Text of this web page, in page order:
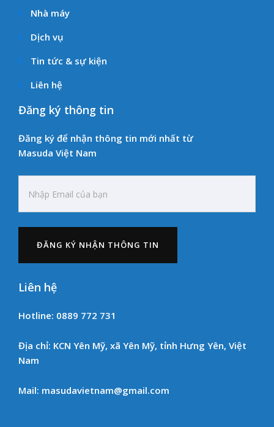
Nhà máy
Dịch vụ
Tin tức & sự kiện
Liên hệ
Đăng ký thông tin
Đăng ký để nhận thông tin mới nhất từ
Masuda Việt Nam
Liên hệ
Hotline: 0889 772 731
Địa chỉ: KCN Yên Mỹ, xã Yên Mỹ, tỉnh Hưng Yên, Việt
Nam
Mail: masudavietnam@gmail.com